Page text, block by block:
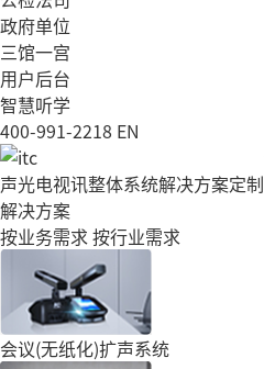
政府单位
三馆一宫
用户后台
智慧听学
400-991-2218 EN
声光电视讯整体系统解决方案定制
解决方案
按业务需求按行业需求
会议(无纸化)扩声系统